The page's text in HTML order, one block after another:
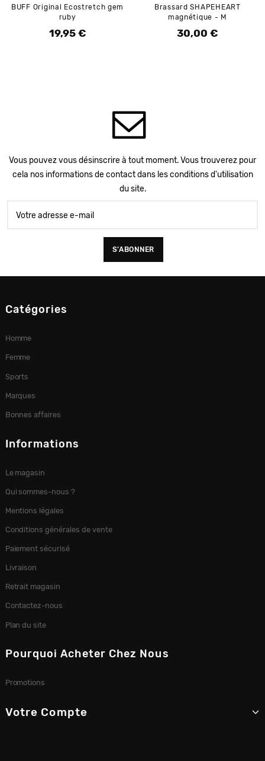
BUFF Original Ecostretch gem
ruby
Prix
19,95 €
Brassard SHAPEHEART
magnétique - M
Prix
30,00 €
Vous pouvez vous désinscrire à tout moment. Vous trouverez pour
cela nos informations de contact dans les conditions d'utilisation
du site.
Catégories
Homme
Femme
Sports
Marques
Bonnes affaires
Informations
Le magasin
Qui sommes-nous ?
Mentions légales
Conditions générales de vente
Paiement sécurisé
Livraison
Retrait magasin
Contactez-nous
Plan du site
Pourquoi Acheter Chez Nous
Promotions
Votre Compte